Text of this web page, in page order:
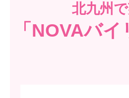
北九州で
「NOVAバ